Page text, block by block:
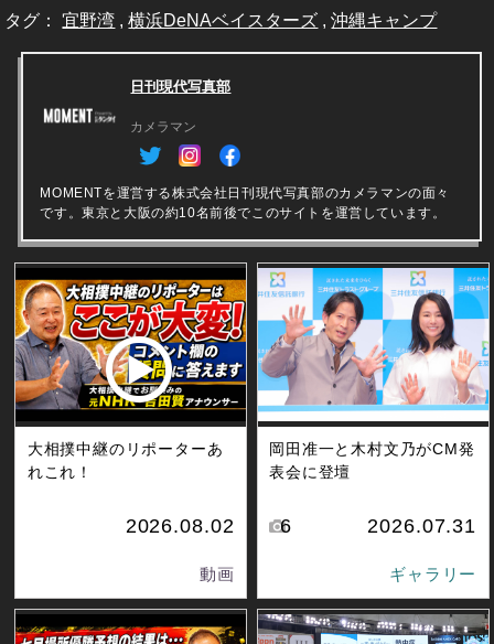
タグ：宜野湾 ,横浜DeNAベイスターズ ,沖縄キャンプ
日刊現代写真部
カメラマン
MOMENTを運営する株式会社日刊現代写真部のカメラマンの面々
です。東京と大阪の約10名前後でこのサイトを運営しています。
大相撲中継のリポーターあ
れこれ！
2026.08.02
動画
岡田准一と木村文乃がCM発
表会に登壇
6 2026.07.31
ギャラリー